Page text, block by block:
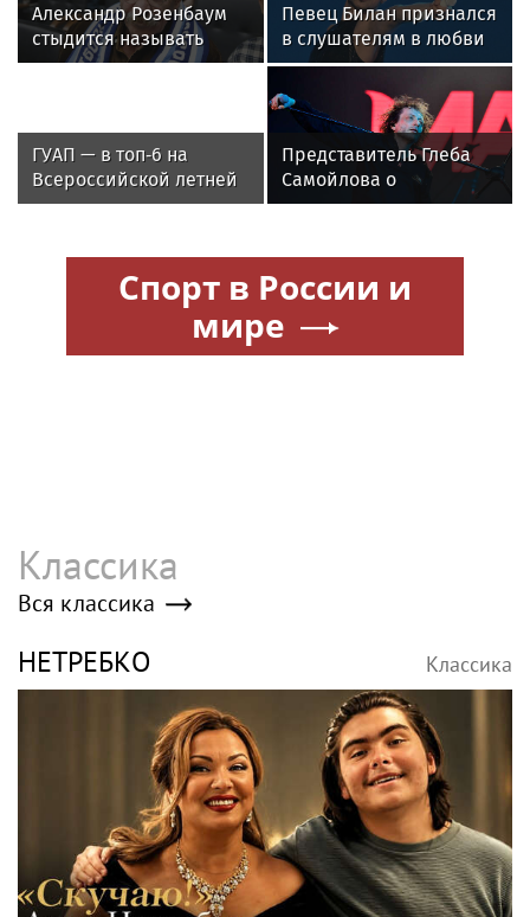
Александр Розенбаум
стыдится называть
себя звездой
Певец Билан признался
в слушателям в любви
после критики
ГУАП — в топ‑6 на
Всероссийской летней
Универсиаде по
ориентированию
Представитель Глеба
Самойлова о
требовании отправить
"Наблюдается заказная
травля"
Спорт в России и
мире
Классика
Вся классика
НЕТРЕБКО Классика